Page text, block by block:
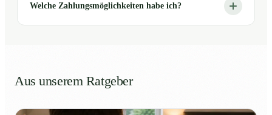
Welche Zahlungsmöglichkeiten habe ich?
Aus unserem Ratgeber